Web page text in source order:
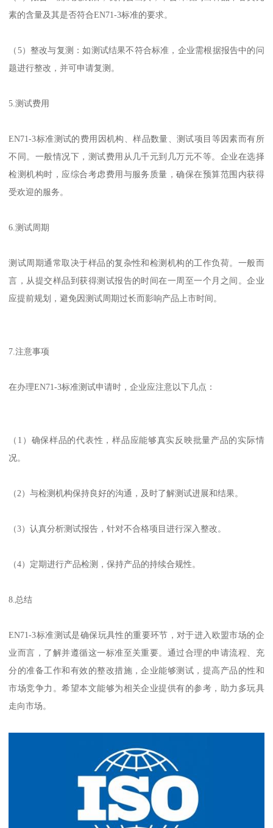
素的含量及其是否符合EN71-3标准的要求。
（5）整改与复测：如测试结果不符合标准，企业需根据报告中的问
题进行整改，并可申请复测。
5.测试费用
EN71-3标准测试的费用因机构、样品数量、测试项目等因素而有所
不同。一般情况下，测试费用从几千元到几万元不等。企业在选择
检测机构时，应综合考虑费用与服务质量，确保在预算范围内获得
受欢迎的服务。
6.测试周期
测试周期通常取决于样品的复杂性和检测机构的工作负荷。一般而
言，从提交样品到获得测试报告的时间在一周至一个月之间。企业
应提前规划，避免因测试周期过长而影响产品上市时间。
7.注意事项
在办理EN71-3标准测试申请时，企业应注意以下几点：
（1）确保样品的代表性，样品应能够真实反映批量产品的实际情
况。
（2）与检测机构保持良好的沟通，及时了解测试进展和结果。
（3）认真分析测试报告，针对不合格项目进行深入整改。
（4）定期进行产品检测，保持产品的持续合规性。
8.总结
EN71-3标准测试是确保玩具性的重要环节，对于进入欧盟市场的企
业而言，了解并遵循这一标准至关重要。通过合理的申请流程、充
分的准备工作和有效的整改措施，企业能够测试，提高产品的性和
市场竞争力。希望本文能够为相关企业提供有的参考，助力多玩具
走向市场。